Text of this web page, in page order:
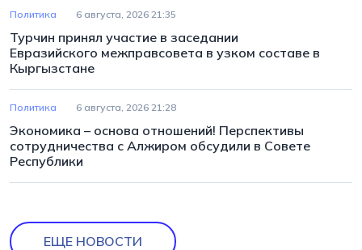
Политика 6 августа, 2026 21:35
Турчин принял участие в заседании
Евразийского межправсовета в узком составе в
Кыргызстане
Политика 6 августа, 2026 21:28
Экономика – основа отношений! Перспективы
сотрудничества с Алжиром обсудили в Совете
Республики
ЕЩЕ НОВОСТИ